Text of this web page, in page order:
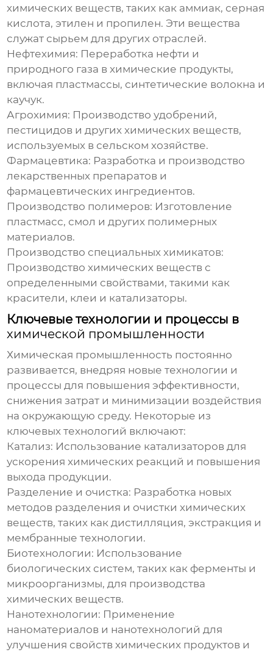
химических веществ, таких как аммиак, серная
кислота, этилен и пропилен. Эти вещества
служат сырьем для других отраслей.
Нефтехимия: Переработка нефти и
природного газа в химические продукты,
включая пластмассы, синтетические волокна и
каучук.
Агрохимия: Производство удобрений,
пестицидов и других химических веществ,
используемых в сельском хозяйстве.
Фармацевтика: Разработка и производство
лекарственных препаратов и
фармацевтических ингредиентов.
Производство полимеров: Изготовление
пластмасс, смол и других полимерных
материалов.
Производство специальных химикатов:
Производство химических веществ с
определенными свойствами, такими как
красители, клеи и катализаторы.
Ключевые технологии и процессы в
химической промышленности
Химическая промышленность постоянно
развивается, внедряя новые технологии и
процессы для повышения эффективности,
снижения затрат и минимизации воздействия
на окружающую среду. Некоторые из
ключевых технологий включают:
Катализ: Использование катализаторов для
ускорения химических реакций и повышения
выхода продукции.
Разделение и очистка: Разработка новых
методов разделения и очистки химических
веществ, таких как дистилляция, экстракция и
мембранные технологии.
Биотехнологии: Использование
биологических систем, таких как ферменты и
микроорганизмы, для производства
химических веществ.
Нанотехнологии: Применение
наноматериалов и нанотехнологий для
улучшения свойств химических продуктов и